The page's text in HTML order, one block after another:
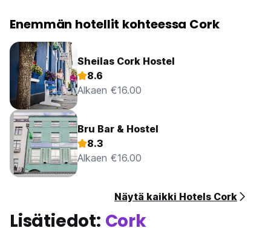
Enemmän hotellit kohteessa Cork
Sheilas Cork Hostel
8.6
Alkaen €16.00
Bru Bar & Hostel
8.3
Alkaen €16.00
Näytä kaikki Hotels Cork
Lisätiedot: Cork